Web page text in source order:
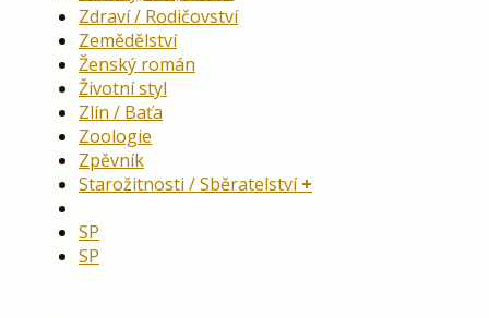
Zdraví / Rodičovství
Zemědělství
Ženský román
Životní styl
Zlín / Baťa
Zoologie
Zpěvník
Starožitnosti / Sběratelství
SP
SP